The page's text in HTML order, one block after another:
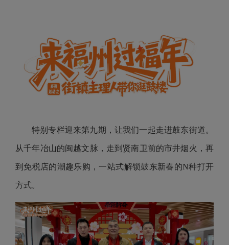
特别专栏迎来第九期，让我们一起走进鼓东街道。
从千年冶山的闽越文脉，走到贤南卫前的市井烟火，再
到免税店的潮趣乐购，一站式解锁鼓东新春的N种打开
方式。